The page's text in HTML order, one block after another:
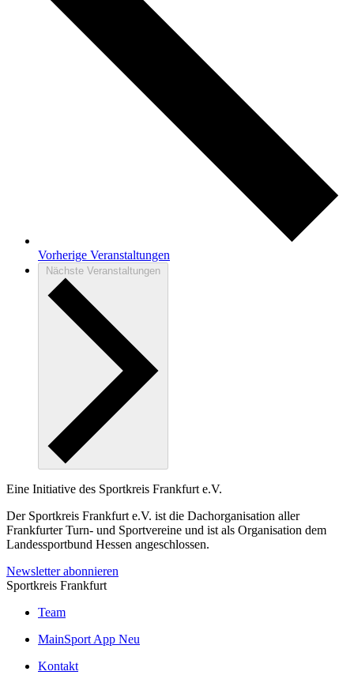
Vorherige Veranstaltungen
Nächste Veranstaltungen
Eine Initiative des Sportkreis Frankfurt e.V.
Der Sportkreis Frankfurt e.V. ist die Dachorganisation aller
Frankfurter Turn- und Sportvereine und ist als Organisation dem
Landessportbund Hessen angeschlossen.
Newsletter abonnieren
Sportkreis Frankfurt
Team
MainSport App Neu
Kontakt